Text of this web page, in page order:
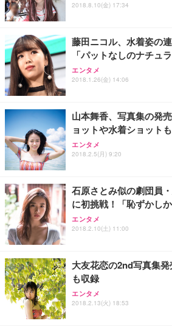
2018.8.10(金) 17:34
藤田ニコル、水着姿の
「パットなしのナチュ
エンタメ
2018.1.26(金) 14:06
山本舞香、写真集の発
ョットや水着ショットも
エンタメ
2018.2.5(月) 9:20
石原さとみ似の劇団員
に初挑戦！「恥ずかし
エンタメ
2018.2.10(土) 11:00
大友花恋の2nd写真集
も収録
エンタメ
2018.2.13(火) 18:53